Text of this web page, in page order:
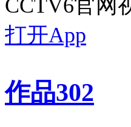
CCTV6官网
打开App
作品302